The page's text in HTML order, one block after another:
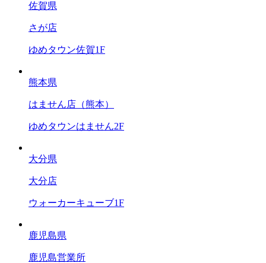
佐賀県
さが店
ゆめタウン佐賀1F
熊本県
はません店（熊本）
ゆめタウンはません2F
大分県
大分店
ウォーカーキューブ1F
鹿児島県
鹿児島営業所